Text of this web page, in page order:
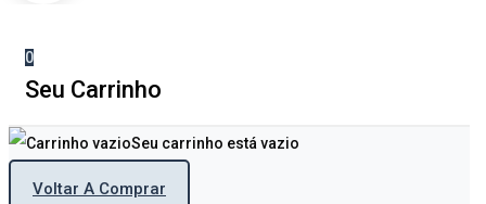
0
Seu Carrinho
Seu carrinho está vazio
Voltar A Comprar